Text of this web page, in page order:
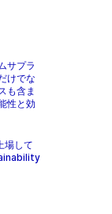
サプラ
けでな
も含ま
性と効
場して